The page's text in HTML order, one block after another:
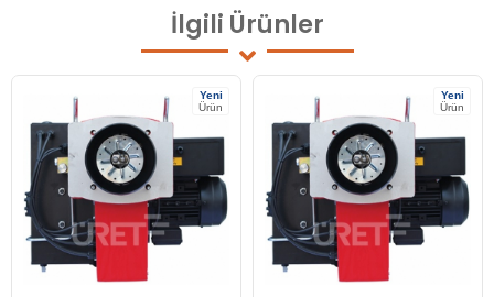
İlgili Ürünler
Yeni
Ürün
Yeni
Ürün